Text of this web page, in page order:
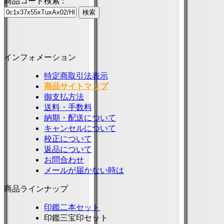
インフォメーション
特定商取引法表示
商品サイトマップ
御支払方法
送料・手数料
納期・配送について
キャンセルについて
校正について
返品について
お問合わせ
メールが届かない時は
商品ラインナップ
印鑑二本セット
印鑑三宝印セット